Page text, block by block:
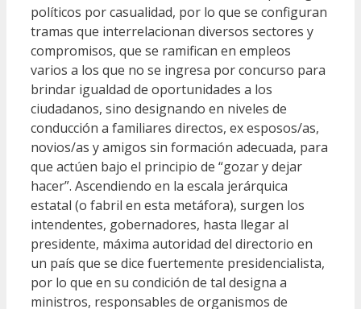
políticos por casualidad, por lo que se configuran
tramas que interrelacionan diversos sectores y
compromisos, que se ramifican en empleos
varios a los que no se ingresa por concurso para
brindar igualdad de oportunidades a los
ciudadanos, sino designando en niveles de
conducción a familiares directos, ex esposos/as,
novios/as y amigos sin formación adecuada, para
que actúen bajo el principio de “gozar y dejar
hacer”. Ascendiendo en la escala jerárquica
estatal (o fabril en esta metáfora), surgen los
intendentes, gobernadores, hasta llegar al
presidente, máxima autoridad del directorio en
un país que se dice fuertemente presidencialista,
por lo que en su condición de tal designa a
ministros, responsables de organismos de